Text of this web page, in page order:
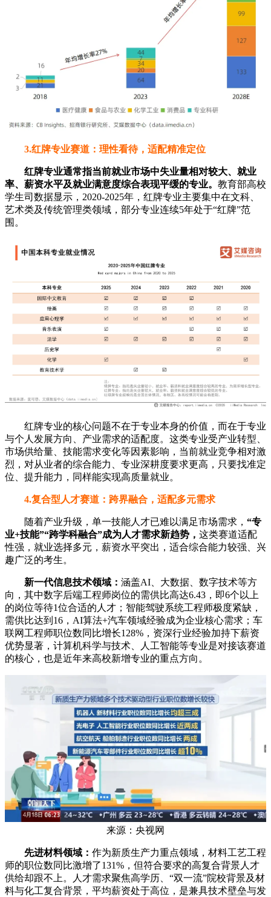
3.红牌专业赛道：理性看待，适配精准定位
红牌专业通常指当前就业市场中失业量相对较大、就业
率、薪资水平及就业满意度综合表现平缓的专业。 教育部高校
学生司数据显示，2020-2025年，红牌专业主要集中在文科、
艺术类及传统管理类领域，部分专业连续5年处于“红牌”范
围。
红牌专业的核心问题不在于专业本身的价值，而在于专业
与个人发展方向、产业需求的适配度。这类专业受产业转型、
市场供给量、技能需求变化等因素影响，当前就业竞争相对激
烈，对从业者的综合能力、专业深耕度要求更高，只要找准定
位、提升能力，同样能实现高质量就业。
4.复合型人才赛道：跨界融合，适配多元需求
随着产业升级，单一技能人才已难以满足市场需求， “专
业+技能”“跨学科融合”成为人才需求新趋势， 这类赛道适配
性强，就业选择多元，薪资水平突出，适合综合能力较强、兴
趣广泛的考生。
新一代信息技术领域： 涵盖AI、大数据、数字技术等方
向，其中数字后端工程师岗位的需供比高达6.43，即6个以上
的岗位等待1位合适的人才；智能驾驶系统工程师极度紧缺，
需供比达到16，AI算法+汽车领域经验成为企业核心需求；车
联网工程师职位数同比增长128%，资深行业经验加持下薪资
优势显著，计算机科学与技术、人工智能等专业是对接该赛道
的核心，也是近年来高校新增专业的重点方向。
来源：央视网
先进材料领域： 作为新质生产力重点领域，材料工艺工程
师的职位数同比激增了131%，但符合要求的高复合背景人才
供给却跟不上。人才需求聚焦高学历、“双一流”院校背景及材
料与化工复合背景，平均薪资处于高位，是兼具技术壁垒与发